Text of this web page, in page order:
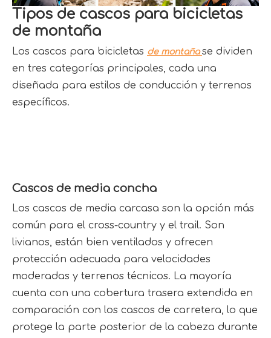
Tipos de cascos para bicicletas
de montaña
Los cascos para bicicletas de montañase dividen
en tres categorías principales, cada una
diseñada para estilos de conducción y terrenos
específicos.
Cascos de media concha
Los cascos de media carcasa son la opción más
común para el cross-country y el trail. Son
livianos, están bien ventilados y ofrecen
protección adecuada para velocidades
moderadas y terrenos técnicos. La mayoría
cuenta con una cobertura trasera extendida en
comparación con los cascos de carretera, lo que
protege la parte posterior de la cabeza durante